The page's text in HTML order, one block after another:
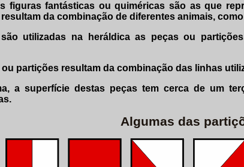
figuras fantásticas ou quiméricas são as que
da combinação de diferentes animais,
são utilizadas na heráldica as peças ou
partições resultam da combinação das linhas
a superfície destas peças tem cerca de um
Algumas das